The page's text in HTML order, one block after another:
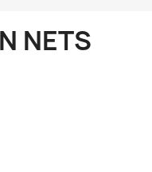
NETS